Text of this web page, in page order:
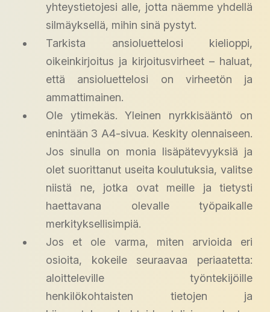
yhteystietojesi alle, jotta näemme yhdellä
silmäyksellä, mihin sinä pystyt.
Tarkista ansioluettelosi kielioppi,
oikeinkirjoitus ja kirjoitusvirheet – haluat,
että ansioluettelosi on virheetön ja
ammattimainen.
Ole ytimekäs. Yleinen nyrkkisääntö on
enintään 3 A4-sivua. Keskity olennaiseen.
Jos sinulla on monia lisäpätevyyksiä ja
olet suorittanut useita koulutuksia, valitse
niistä ne, jotka ovat meille ja tietysti
haettavana olevalle työpaikalle
merkityksellisimpiä.
Jos et ole varma, miten arvioida eri
osioita, kokeile seuraavaa periaatetta:
aloitteleville työntekijöille
henkilökohtaisten tietojen ja